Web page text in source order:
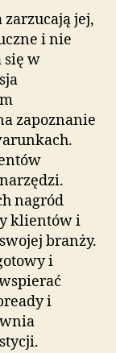
jej,
i nie
się w
zapoznanie
nagród
klientów i
branży.
i
i